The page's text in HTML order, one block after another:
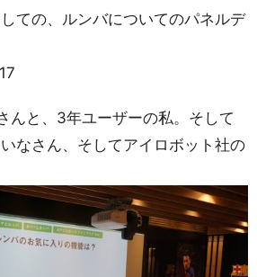
ての、ルンバについてのパネルデ
んと、3年ユーザーの私。そして
なさん、そしてアイロボット社の